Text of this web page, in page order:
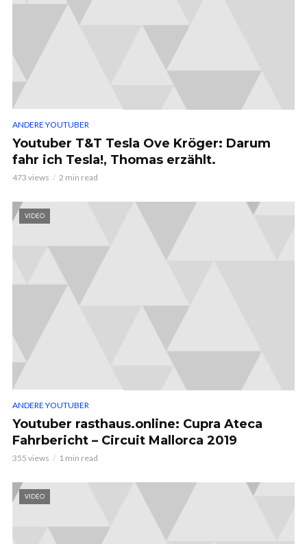
ANDERE YOUTUBER
Youtuber T&T Tesla Ove Kröger: Darum
fahr ich Tesla!, Thomas erzählt.
473 views 2 min read
VIDEO
ANDERE YOUTUBER
Youtuber rasthaus.online: Cupra Ateca
Fahrbericht – Circuit Mallorca 2019
355 views 1 min read
VIDEO